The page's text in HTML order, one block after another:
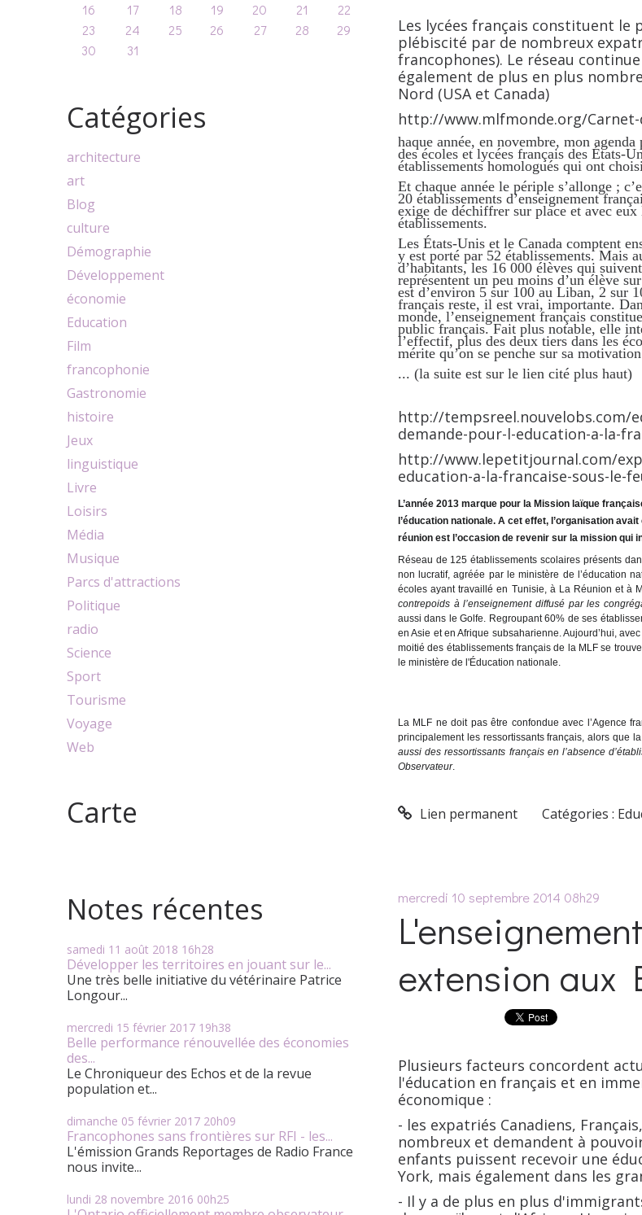
16
17 18 19 20 21
22
23
24 25 26 27 28
29
30
31
Catégories
architecture
art
Blog
culture
Démographie
Développement
économie
Education
Film
francophonie
Gastronomie
histoire
Jeux
linguistique
Livre
Loisirs
Média
Musique
Parcs d'attractions
Politique
radio
Science
Sport
Tourisme
Voyage
Web
Carte
Notes récentes
samedi 11 août 2018 16h28
Développer les territoires en jouant sur le...
Une très belle initiative du vétérinaire Patrice
Longour...
mercredi 15 février 2017 19h38
Belle performance rénouvellée des économies
des...
Le Chroniqueur des Echos et de la revue
population et...
dimanche 05 février 2017 20h09
Francophones sans frontières sur RFI - les...
L'émission Grands Reportages de Radio France
nous invite...
lundi 28 novembre 2016 00h25
Les lycées français constituent le
plébiscité par de nombreux
francophones). Le réseau
également de plus en plus
Nord (USA et Canada)
http://www.mlfmonde.org/Carnet-
haque année, en novembre, mon
des écoles et lycées français des États-
établissements homologués qui ont
Et chaque année le périple s’allonge ;
20 établissements d’enseignement
exige de déchiffrer sur place et avec
établissements.
Les États-Unis et le Canada comptent
y est porté par 52 établissements. Mais
d’habitants, les 16 000 élèves qui
représentent un peu moins d’un élève
est d’environ 5 sur 100 au Liban, 2 sur
français reste, il est vrai, importante.
monde, l’enseignement français
public français. Fait plus notable, elle
l’effectif, plus des deux tiers dans les
mérite qu’on se penche sur sa
... (la suite est sur le lien cité plus haut)
http://tempsreel.nouvelobs.com/
demande-pour-l-education-a-la-
http://www.lepetitjournal.com/
education-a-la-francaise-sous-le-
L’année 2013 marque pour la Mission laïque
l’éducation nationale. A cet effet, l’organisation
réunion est l’occasion de revenir sur la mission qui
Réseau de 125 établissements scolaires présents
non lucratif, agréée par le ministère de l’éducation
écoles ayant travaillé en Tunisie, à La Réunion et à
contrepoids à l’enseignement diffusé par les
aussi dans le Golfe. Regroupant 60% de ses
en Asie et en Afrique subsaharienne. Aujourd’hui,
moitié des établissements français de la MLF se
le ministère de l'Éducation nationale.
La MLF ne doit pas être confondue avec l’Agence
principalement les ressortissants français, alors que
aussi des ressortissants français en l’absence
Observateur.
Lien permanent Catégories :
mercredi 10 septembre 2014 08h29
extension aux
Plusieurs facteurs concordent
l'éducation en français et en
économique :
- les expatriés Canadiens,
nombreux et demandent à
enfants puissent recevoir une
York, mais également dans les
- Il y a de plus en plus